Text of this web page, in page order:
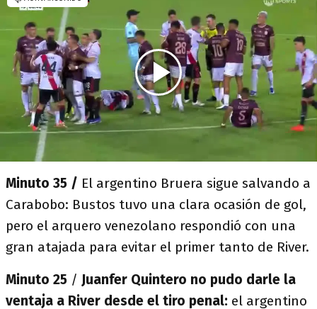
Minuto 35 / El argentino Bruera sigue salvando a
Carabobo: Bustos tuvo una clara ocasión de gol,
pero el arquero venezolano respondió con una
gran atajada para evitar el primer tanto de River.
Minuto 25 / Juanfer Quintero no pudo darle la
ventaja a River desde el tiro penal: el argentino